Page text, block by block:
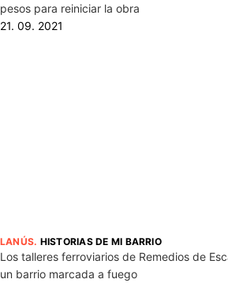
pesos para reiniciar la obra
21. 09. 2021
LANÚS. HISTORIAS DE MI BARRIO
Los talleres ferroviarios de Remedios de
un barrio marcada a fuego